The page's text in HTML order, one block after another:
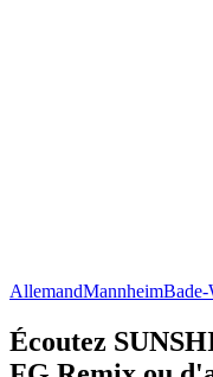
AllemandMannheimBade-
Écoutez